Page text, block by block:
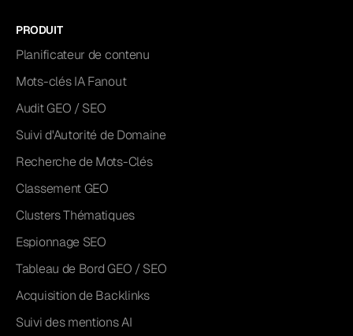
PRODUIT
Planificateur de contenu
Mots-clés IA Fanout
Audit GEO / SEO
Suivi d'Autorité de Domaine
Recherche de Mots-Clés
Classement GEO
Clusters Thématiques
Espionnage SEO
Tableau de Bord GEO / SEO
Acquisition de Backlinks
Suivi des mentions AI